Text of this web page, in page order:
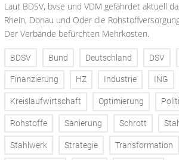
Laut BDSV, bvse und VDM gefährdet aktuell
Rhein, Donau und Oder die
Der Verbände befürchten Mehrkosten.
BDSV Bund Deutschland DSV
Finanzierung HZ Industrie ING
Kreislaufwirtschaft Optimierung
Rohstoffe Sanierung Schrott
Stahlwerk Strategie Transformation